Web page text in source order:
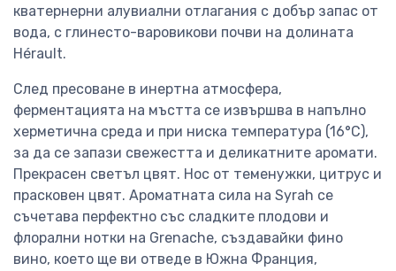
кватернерни алувиални отлагания с добър запас от
вода, с глинесто-варовикови почви на долината
Hérault.
След пресоване в инертна атмосфера,
ферментацията на мъстта се извършва в напълно
херметична среда и при ниска температура (16°C),
за да се запази свежестта и деликатните аромати.
Прекрасен светъл цвят. Нос от теменужки, цитрус и
прасковен цвят. Ароматната сила на Syrah се
съчетава перфектно със сладките плодови и
флорални нотки на Grenache, създавайки фино
вино, което ще ви отведе в Южна Франция,